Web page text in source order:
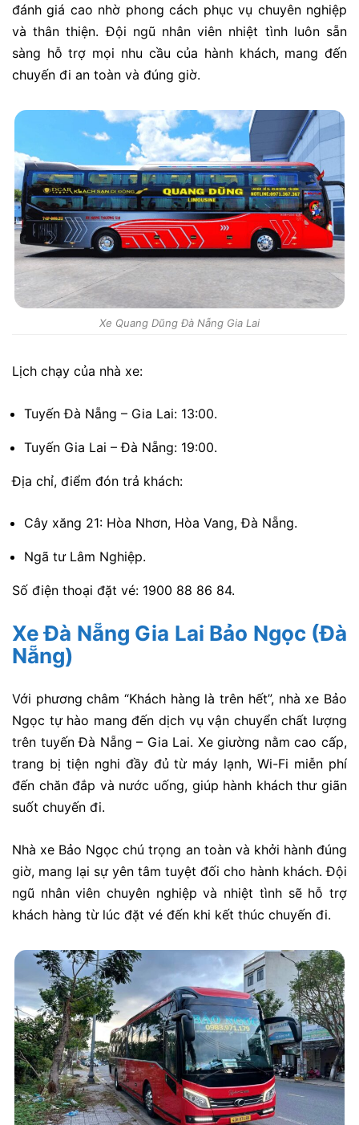
đánh giá cao nhờ phong cách phục vụ chuyên nghiệp
và thân thiện. Đội ngũ nhân viên nhiệt tình luôn sẵn
sàng hỗ trợ mọi nhu cầu của hành khách, mang đến
chuyến đi an toàn và đúng giờ.
Xe Quang Dũng Đà Nẵng Gia Lai
Lịch chạy của nhà xe:
Tuyến Đà Nẵng – Gia Lai: 13:00.
Tuyến Gia Lai – Đà Nẵng: 19:00.
Địa chỉ, điểm đón trả khách:
Cây xăng 21: Hòa Nhơn, Hòa Vang, Đà Nẵng.
Ngã tư Lâm Nghiệp.
Số điện thoại đặt vé: 1900 88 86 84.
Xe Đà Nẵng Gia Lai Bảo Ngọc (Đà
Nẵng)
Với phương châm “Khách hàng là trên hết”, nhà xe Bảo
Ngọc tự hào mang đến dịch vụ vận chuyển chất lượng
trên tuyến Đà Nẵng – Gia Lai. Xe giường nằm cao cấp,
trang bị tiện nghi đầy đủ từ máy lạnh, Wi-Fi miễn phí
đến chăn đắp và nước uống, giúp hành khách thư giãn
suốt chuyến đi.
Nhà xe Bảo Ngọc chú trọng an toàn và khởi hành đúng
giờ, mang lại sự yên tâm tuyệt đối cho hành khách. Đội
ngũ nhân viên chuyên nghiệp và nhiệt tình sẽ hỗ trợ
khách hàng từ lúc đặt vé đến khi kết thúc chuyến đi.